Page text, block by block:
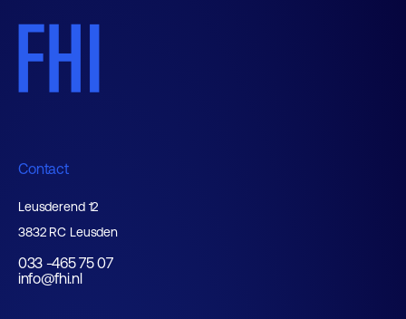
Contact
Leusderend 12
3832 RC Leusden
033 -465 75 07
info@fhi.nl